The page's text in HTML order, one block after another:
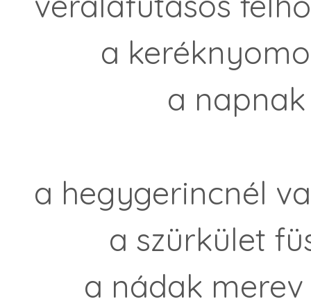
a
a napnak
a hegygerincnél
a szürkület
a nádak merev